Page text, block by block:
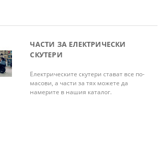
ЧАСТИ ЗА ЕЛЕКТРИЧЕСКИ
СКУТЕРИ
Електрическите скутери стават все по-
масови, а части за тях можете да
намерите в нашия каталог.